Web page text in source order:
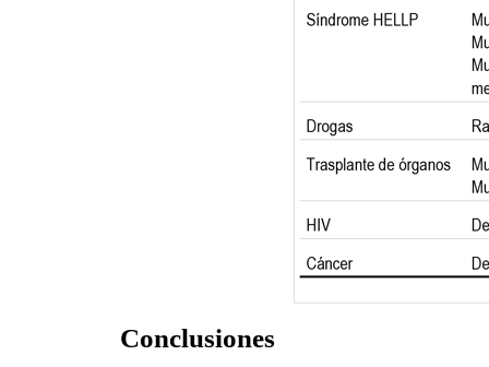
Conclusiones